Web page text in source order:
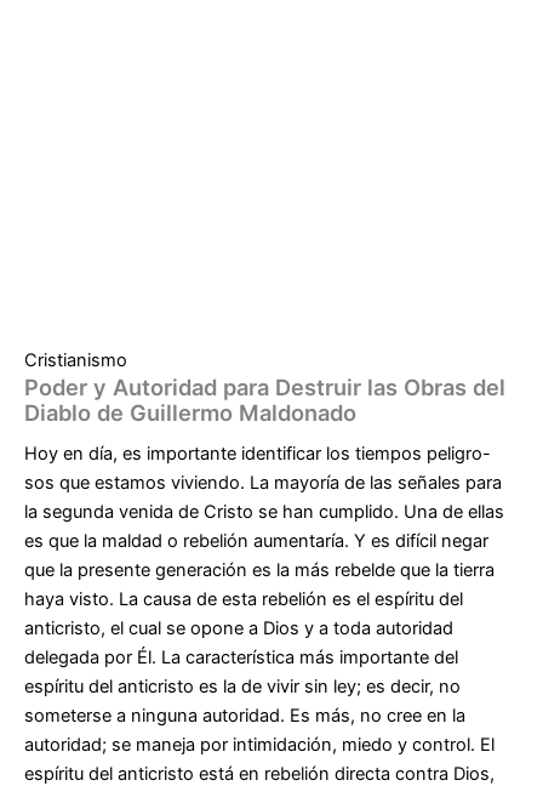
Cristianismo
Poder y Autoridad para Destruir las Obras del
Diablo de Guillermo Maldonado
Hoy en día, es importante identificar los tiempos peligro-
sos que estamos viviendo. La mayoría de las señales para
la segunda venida de Cristo se han cumplido. Una de ellas
es que la maldad o rebelión aumentaría. Y es difícil negar
que la presente generación es la más rebelde que la tierra
haya visto. La causa de esta rebelión es el espíritu del
anticristo, el cual se opone a Dios y a toda autoridad
delegada por Él. La característica más importante del
espíritu del anticristo es la de vivir sin ley; es decir, no
someterse a ninguna autoridad. Es más, no cree en la
autoridad; se maneja por intimidación, miedo y control. El
espíritu del anticristo está en rebelión directa contra Dios,